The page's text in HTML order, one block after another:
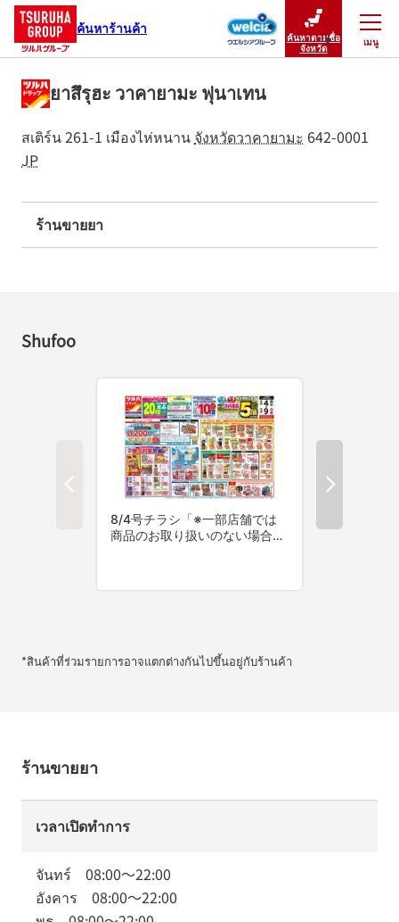
ค้นหาร้านค้า
ค้นหาตามชื่อ
จังหวัด
เมนู
ปิดเมนู
ยาสึรุฮะ วาคายามะ ฟุนาเทน
สเติร์น 261-1 เมืองไห่หนาน จังหวัดวาคายามะ 642-0001
JP
ร้านขายยา
Shufoo
*สินค้าที่ร่วมรายการอาจแตกต่างกันไปขึ้นอยู่กับร้านค้า
ร้านขายยา
เวลาเปิดทำการ
จันทร์ 08:00～22:00
อังคาร 08:00～22:00